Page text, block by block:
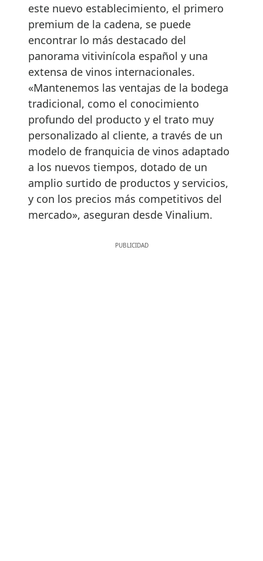
este nuevo establecimiento, el primero
premium de la cadena, se puede
encontrar lo más destacado del
panorama vitivinícola español y una
extensa de vinos internacionales.
«Mantenemos las ventajas de la bodega
tradicional, como el conocimiento
profundo del producto y el trato muy
personalizado al cliente, a través de un
modelo de franquicia de vinos adaptado
a los nuevos tiempos, dotado de un
amplio surtido de productos y servicios,
y con los precios más competitivos del
mercado», aseguran desde Vinalium.